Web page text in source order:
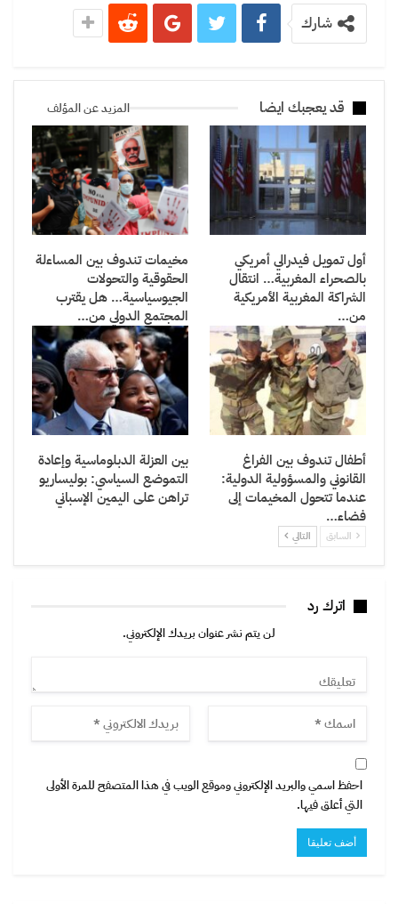
شارك
قد يعجبك ايضا المزيد عن المؤلف
أول تمويل فيدرالي أمريكي
بالصحراء المغربية… انتقال
الشراكة المغربية الأمريكية
من…
مخيمات تندوف بين المساءلة
الحقوقية والتحولات
الجيوسياسية… هل يقترب
المجتمع الدولي من…
أطفال تندوف بين الفراغ
القانوني والمسؤولية الدولية:
عندما تتحول المخيمات إلى
فضاء…
بين العزلة الدبلوماسية وإعادة
التموضع السياسي: بوليساريو
تراهن على اليمين الإسباني
السابق التالي
اترك رد
لن يتم نشر عنوان بريدك الإلكتروني.
احفظ اسمي والبريد الإلكتروني وموقع الويب في هذا المتصفح للمرة الأولى
التي أعلق فيها.